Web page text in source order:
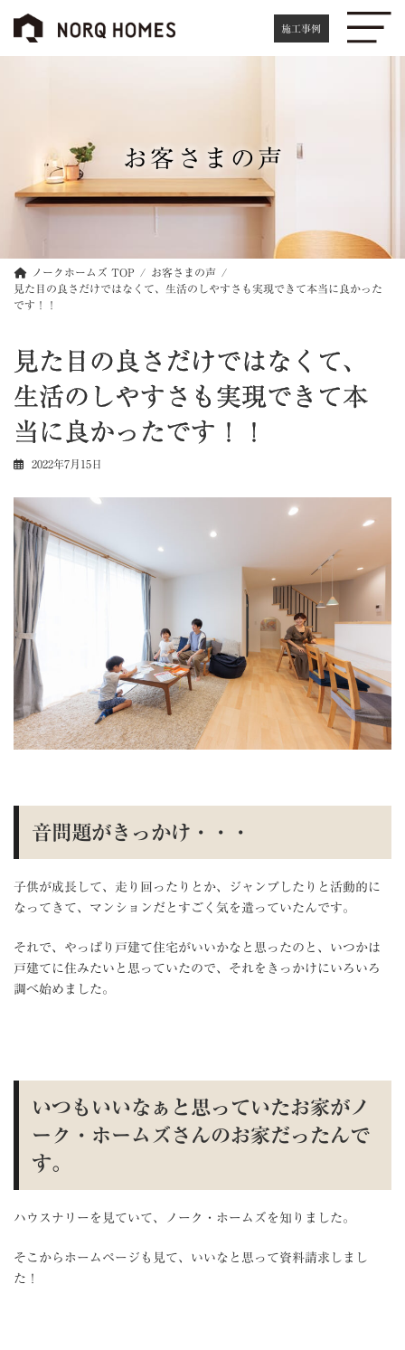
施工事例
お客さまの声
ノークホームズ TOP
お客さまの声
見た目の良さだけではなくて、生活のしやすさも実現できて本当に良かった
です！！
見た目の良さだけではなくて、
生活のしやすさも実現できて本
当に良かったです！！
2022年7月15日
音問題がきっかけ・・・
子供が成長して、走り回ったりとか、ジャンプしたりと活動的に
なってきて、マンションだとすごく気を遣っていたんです。
それで、やっぱり戸建て住宅がいいかなと思ったのと、いつかは
戸建てに住みたいと思っていたので、それをきっかけにいろいろ
調べ始めました。
いつもいいなぁと思っていたお家がノ
ーク・ホームズさんのお家だったんで
す。
ハウスナリーを見ていて、ノーク・ホームズを知りました。
そこからホームページも見て、いいなと思って資料請求しまし
た！